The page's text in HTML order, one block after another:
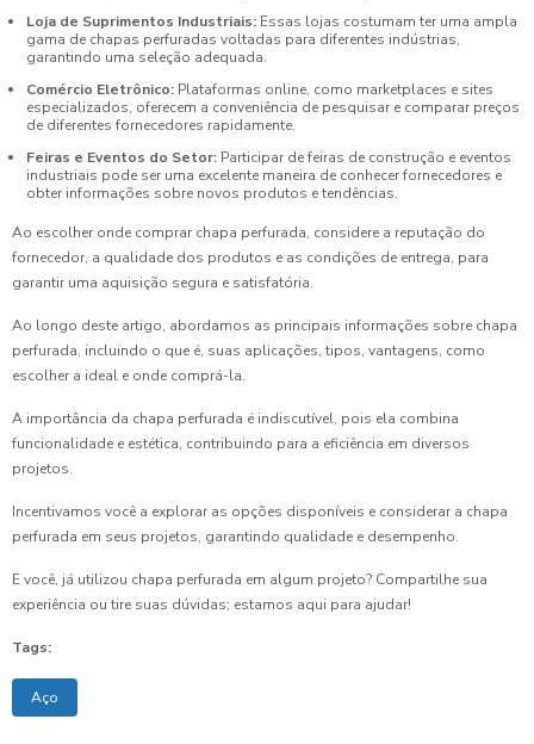
Loja de Suprimentos Industriais: Essas lojas costumam ter uma ampla
gama de chapas perfuradas voltadas para diferentes indústrias,
garantindo uma seleção adequada.
Comércio Eletrônico: Plataformas online, como marketplaces e sites
especializados, oferecem a conveniência de pesquisar e comparar preços
de diferentes fornecedores rapidamente.
Feiras e Eventos do Setor: Participar de feiras de construção e eventos
industriais pode ser uma excelente maneira de conhecer fornecedores e
obter informações sobre novos produtos e tendências.
Ao escolher onde comprar chapa perfurada, considere a reputação do
fornecedor, a qualidade dos produtos e as condições de entrega, para
garantir uma aquisição segura e satisfatória.
Ao longo deste artigo, abordamos as principais informações sobre chapa
perfurada, incluindo o que é, suas aplicações, tipos, vantagens, como
escolher a ideal e onde comprá-la.
A importância da chapa perfurada é indiscutível, pois ela combina
funcionalidade e estética, contribuindo para a eficiência em diversos
projetos.
Incentivamos você a explorar as opções disponíveis e considerar a chapa
perfurada em seus projetos, garantindo qualidade e desempenho.
E você, já utilizou chapa perfurada em algum projeto? Compartilhe sua
experiência ou tire suas dúvidas; estamos aqui para ajudar!
Tags:
Aço